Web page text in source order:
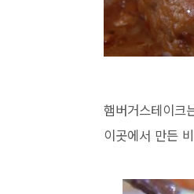
햄버거스테이크
이곳에서 만든